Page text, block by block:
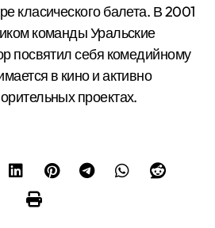
класического балета. В 2001
команды Уральские
посвятил себя комедийному
в кино и активно
проектах.